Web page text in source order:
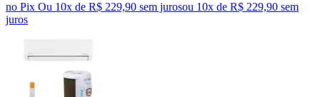
no Pix Ou 10x de R$ 229,90 sem jurosou 10x de R$ 229,90 sem
juros